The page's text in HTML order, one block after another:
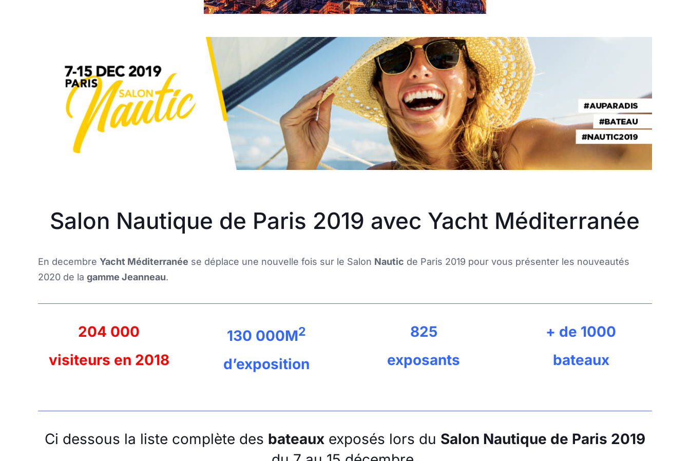
Salon Nautique de Paris 2019 avec Yacht Méditerranée
En decembreYacht Méditerranée se déplace une nouvelle fois sur le Salon Nautic de Paris 2019 pour vous présenter les nouveautés
2020 de lagamme Jeanneau.
204 000
visiteurs en 2018
130 000M2
d’exposition
825
exposants
+ de 1000
bateaux
Ci dessous la liste complète des bateauxexposés lors du Salon Nautique de Paris 2019